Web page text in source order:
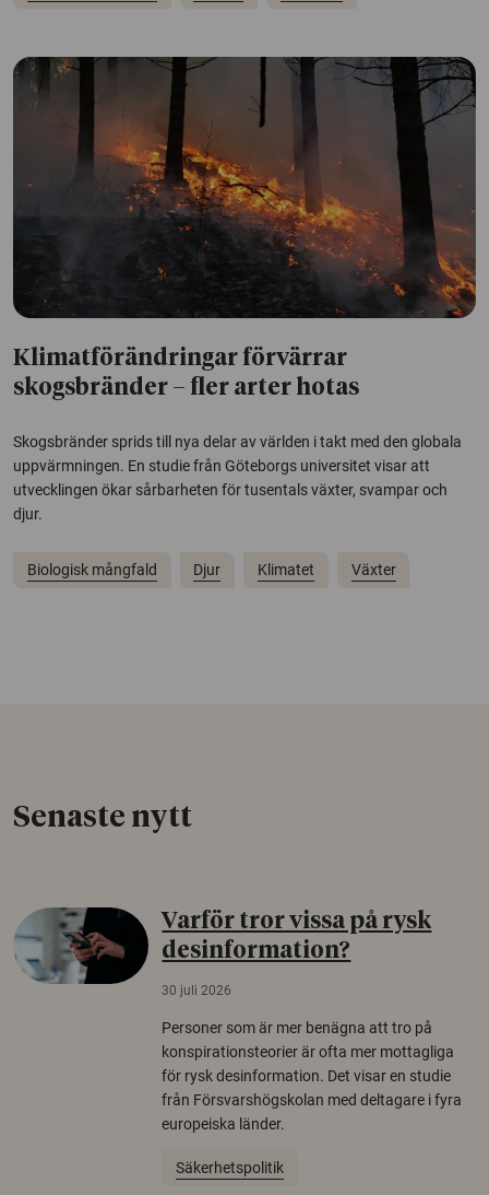
Klimatförändringar förvärrar
skogsbränder – fler arter hotas
Skogsbränder sprids till nya delar av världen i takt med den globala
uppvärmningen. En studie från Göteborgs universitet visar att
utvecklingen ökar sårbarheten för tusentals växter, svampar och
djur.
Biologisk mångfald Djur Klimatet Växter
Senaste nytt
Varför tror vissa på rysk
desinformation?
30 juli 2026
Personer som är mer benägna att tro på
konspirationsteorier är ofta mer mottagliga
för rysk desinformation. Det visar en studie
från Försvarshögskolan med deltagare i fyra
europeiska länder.
Säkerhetspolitik